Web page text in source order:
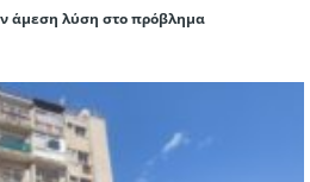
άμεση λύση στο πρόβλημα